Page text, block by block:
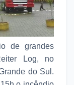
de grandes
Log, no
do Sul.